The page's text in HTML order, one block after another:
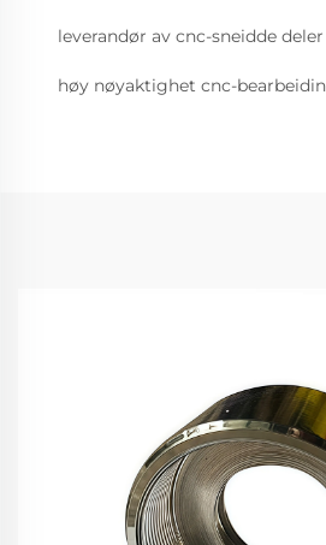
leverandør av cnc-sneidde deler
høy nøyaktighet cnc-